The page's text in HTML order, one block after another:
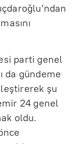
parti genel
da gündeme
şu
24 genel
oldu.